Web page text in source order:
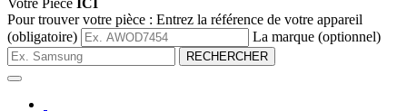
Pour trouver votre pièce : Entrez la référence de votre appareil
(obligatoire)
La marque (optionnel)
RECHERCHER